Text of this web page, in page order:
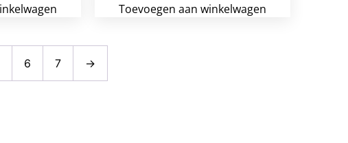
Toevoegen aan winkelwagen
6 7 →